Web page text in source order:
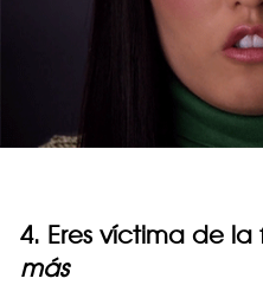
4. Eres víctima de la
más